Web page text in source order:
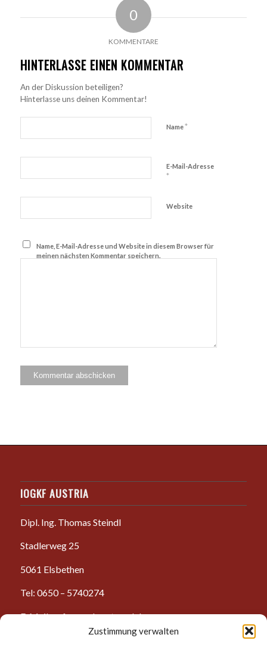
Zustimmung verwalten
0
KOMMENTARE
HINTERLASSE EINEN KOMMENTAR
An der Diskussion beteiligen?
Hinterlasse uns deinen Kommentar!
Name*
E-Mail-Adresse
*
Website
Name, E-Mail-Adresse und Website in diesem Browser für
meinen nächsten Kommentar speichern.
IOGKF AUSTRIA
Dipl. Ing. Thomas Steindl
Stadlerweg 25
5061 Elsbethen
Tel: 0650 – 5740274
E-Mail: anfrage@karate-salzburg.com